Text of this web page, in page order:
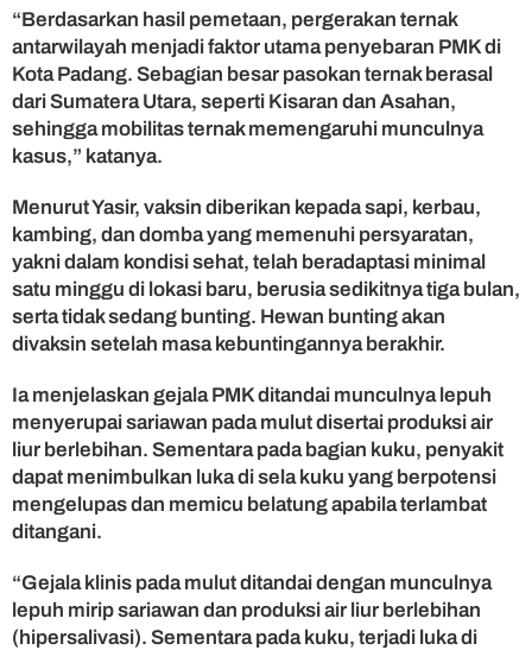
P
M
K
n
L
i
n
n
g
T
e
r
n
“Berdasarkan hasil pemetaan, pergerakan ternak
antarwilayah menjadi faktor utama penyebaran PMK di
Kota Padang. Sebagian besar pasokan ternak berasal
dari Sumatera Utara, seperti Kisaran dan Asahan,
sehingga mobilitas ternak memengaruhi munculnya
kasus,” katanya.
Menurut Yasir, vaksin diberikan kepada sapi, kerbau,
kambing, dan domba yang memenuhi persyaratan,
yakni dalam kondisi sehat, telah beradaptasi minimal
satu minggu di lokasi baru, berusia sedikitnya tiga bulan,
serta tidak sedang bunting. Hewan bunting akan
divaksin setelah masa kebuntingannya berakhir.
Ia menjelaskan gejala PMK ditandai munculnya lepuh
menyerupai sariawan pada mulut disertai produksi air
liur berlebihan. Sementara pada bagian kuku, penyakit
dapat menimbulkan luka di sela kuku yang berpotensi
mengelupas dan memicu belatung apabila terlambat
ditangani.
“Gejala klinis pada mulut ditandai dengan munculnya
lepuh mirip sariawan dan produksi air liur berlebihan
(hipersalivasi). Sementara pada kuku, terjadi luka di